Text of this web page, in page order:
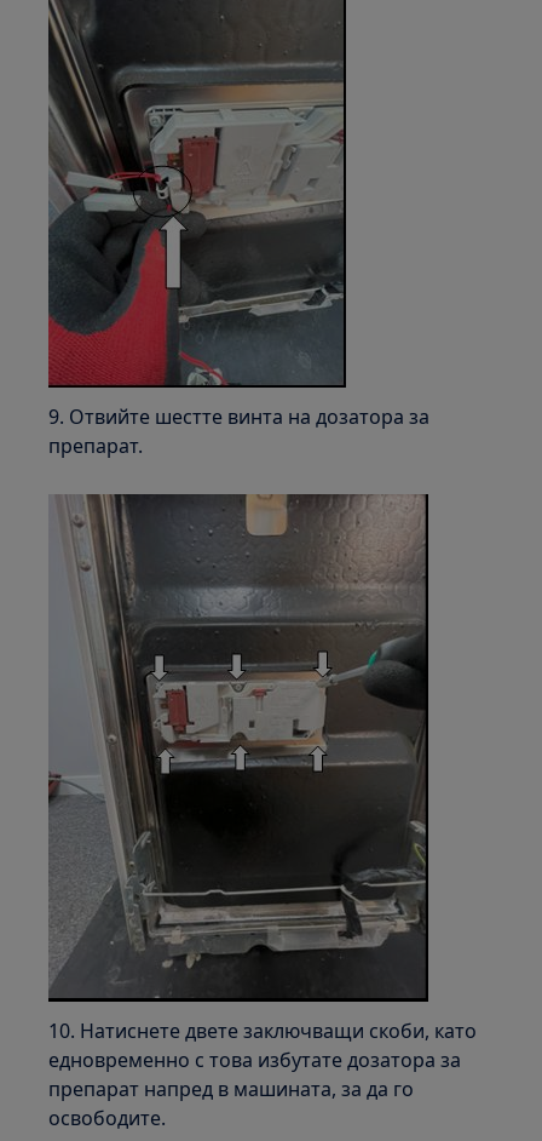
9. Отвийте шестте винта на дозатора за
препарат.
10. Натиснете двете заключващи скоби, като
едновременно с това избутате дозатора за
препарат напред в машината, за да го
освободите.